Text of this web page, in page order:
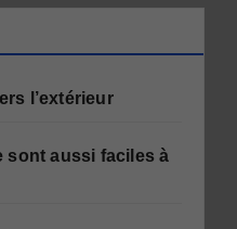
l’extérieur
sont aussi faciles à